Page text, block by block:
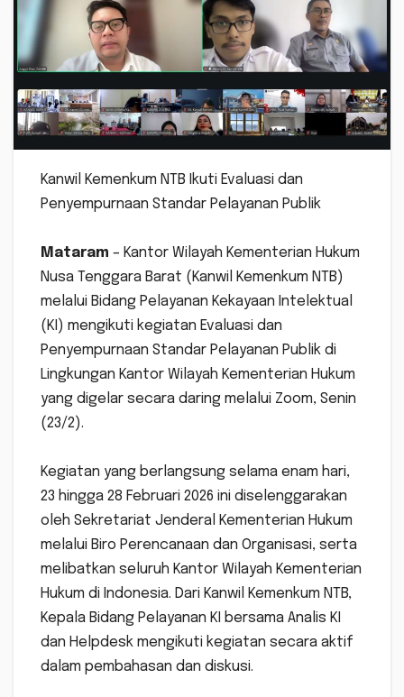
‎Kanwil Kemenkum NTB Ikuti Evaluasi dan
Penyempurnaan Standar Pelayanan Publik
Mataram – Kantor Wilayah Kementerian Hukum
Nusa Tenggara Barat (Kanwil Kemenkum NTB)
melalui Bidang Pelayanan Kekayaan Intelektual
(KI) mengikuti kegiatan Evaluasi dan
Penyempurnaan Standar Pelayanan Publik di
Lingkungan Kantor Wilayah Kementerian Hukum
yang digelar secara daring melalui Zoom, Senin
(23/2).
‎Kegiatan yang berlangsung selama enam hari,
23 hingga 28 Februari 2026 ini diselenggarakan
oleh Sekretariat Jenderal Kementerian Hukum
melalui Biro Perencanaan dan Organisasi, serta
melibatkan seluruh Kantor Wilayah Kementerian
Hukum di Indonesia. Dari Kanwil Kemenkum NTB,
Kepala Bidang Pelayanan KI bersama Analis KI
dan Helpdesk mengikuti kegiatan secara aktif
dalam pembahasan dan diskusi.